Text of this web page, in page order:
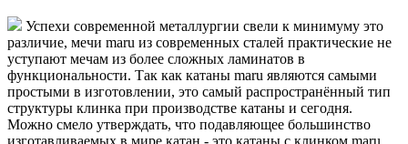
Успехи современной металлургии свели к минимуму это
различие, мечи maru из современных сталей практические не
уступают мечам из более сложных ламинатов в
функциональности. Так как катаны maru являются самыми
простыми в изготовлении, это самый распространённый тип
структуры клинка при производстве катаны и сегодня.
Можно смело утверждать, что подавляющее большинство
изготавливаемых в мире катан - это катаны с клинком maru.